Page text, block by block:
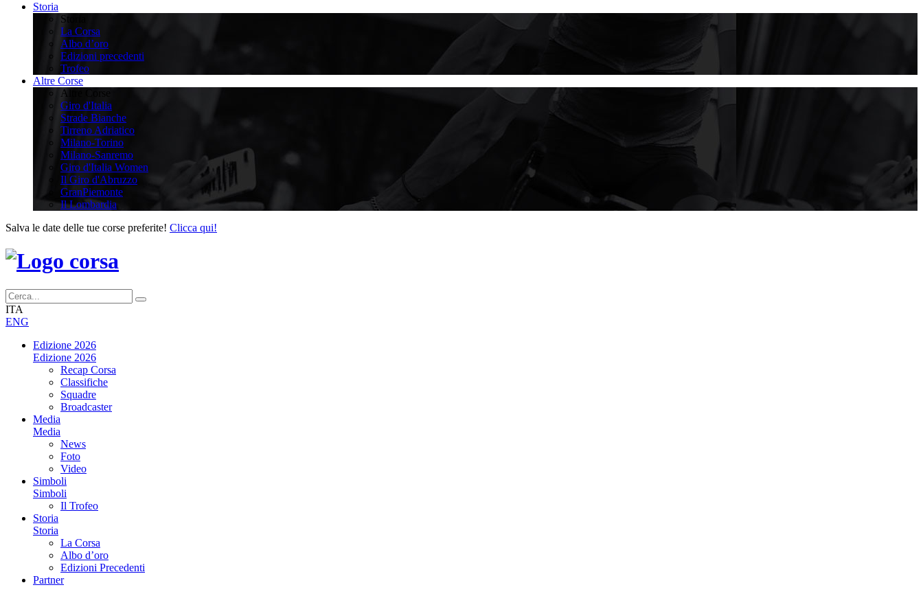
Storia
Storia
La Corsa
Albo d’oro
Edizioni precedenti
Trofeo
Altre Corse
Altre Corse
Giro d'Italia
Strade Bianche
Tirreno Adriatico
Milano-Torino
Milano-Sanremo
Giro d'Italia Women
Il Giro d'Abruzzo
GranPiemonte
Il Lombardia
Salva le date delle tue corse preferite! Clicca qui!
ITA
ENG
Edizione 2026
Edizione 2026
Recap Corsa
Classifiche
Squadre
Broadcaster
Media
Media
News
Foto
Video
Simboli
Simboli
Il Trofeo
Storia
Storia
La Corsa
Albo d’oro
Edizioni Precedenti
Partner